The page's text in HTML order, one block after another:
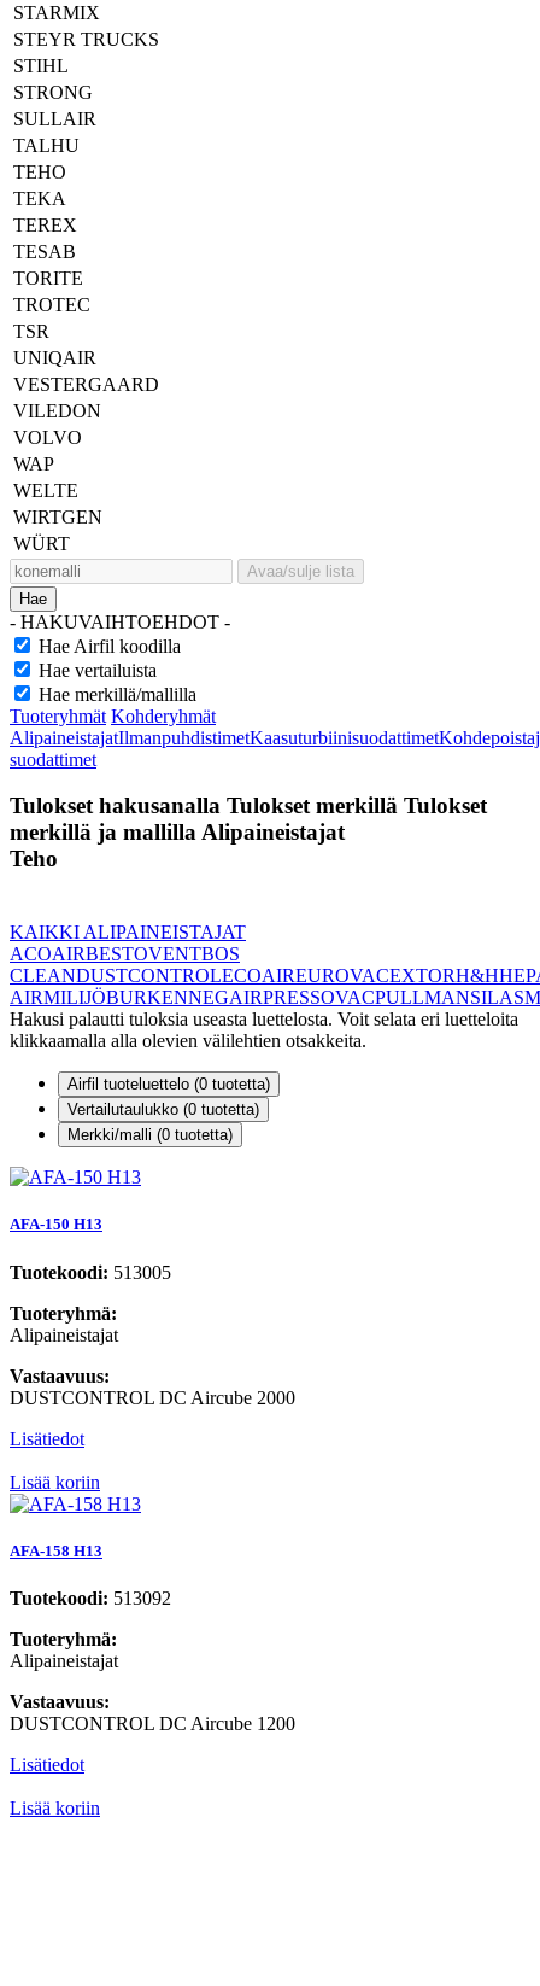
STARMIX
STEYR TRUCKS
STIHL
STRONG
SULLAIR
TALHU
TEHO
TEKA
TEREX
TESAB
TORITE
TROTEC
TSR
UNIQAIR
VESTERGAARD
VILEDON
VOLVO
WAP
WELTE
WIRTGEN
WÜRT
Avaa/sulje lista
Hae
- HAKUVAIHTOEHDOT -
Hae Airfil koodilla
Hae vertailuista
Hae merkillä/mallilla
Tuoteryhmät Kohderyhmät
AlipaineistajatIlmanpuhdistimetKaasuturbiinisuodattimet
suodattimet
Tulokset hakusanalla Tulokset merkillä Tulokset
merkillä ja mallillaAlipaineistajat
Teho
KAIKKI ALIPAINEISTAJAT
ACOAIRBESTOVENTBOS
CLEANDUSTCONTROLECOAIREUROVACEXTORH&H
AIRMILIJÖBURKENNEGAIRPRESSOVACPULLMANSILA
Hakusi palautti tuloksia useasta luettelosta. Voit selata eri luetteloita
klikkaamalla alla olevien välilehtien otsakkeita.
Airfil tuoteluettelo (0 tuotetta)
Vertailutaulukko (0 tuotetta)
Merkki/malli (0 tuotetta)
AFA-150 H13
Tuotekoodi: 513005
Tuoteryhmä:
Alipaineistajat
Vastaavuus:
DUSTCONTROL DC Aircube 2000
Lisätiedot
Lisää koriin
AFA-158 H13
Tuotekoodi: 513092
Tuoteryhmä:
Alipaineistajat
Vastaavuus:
DUSTCONTROL DC Aircube 1200
Lisätiedot
Lisää koriin